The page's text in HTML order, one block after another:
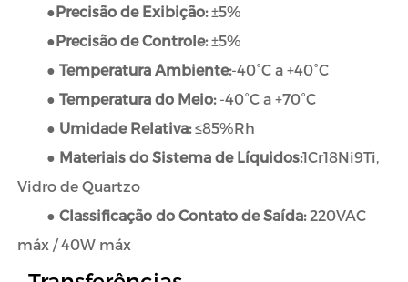
●Precisão de Exibição:±5%
●Precisão de Controle:±5%
● Temperatura Ambiente:-40°C a +40°C
● Temperatura do Meio:-40°C a +70°C
● Umidade Relativa:≤85%Rh
● Materiais do Sistema de Líquidos:1Cr18Ni9Ti,
Vidro de Quartzo
● Classificação do Contato de Saída:220VAC
máx / 40W máx